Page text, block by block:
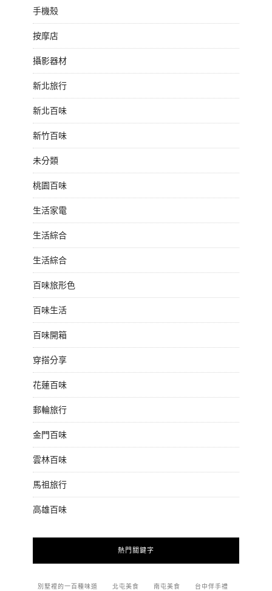
手機殼
按摩店
攝影器材
新北旅行
新北百味
新竹百味
未分類
桃園百味
生活家電
生活綜合
生活綜合
百味旅形色
百味生活
百味開箱
穿搭分享
花蓮百味
郵輪旅行
金門百味
雲林百味
馬祖旅行
高雄百味
熱門關鍵字
別墅裡的一百種味道 北屯美食 南屯美食 台中伴手禮